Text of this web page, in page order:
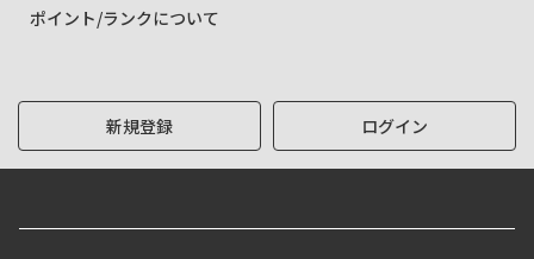
ポイント/ランクについて
新規登録 ログイン